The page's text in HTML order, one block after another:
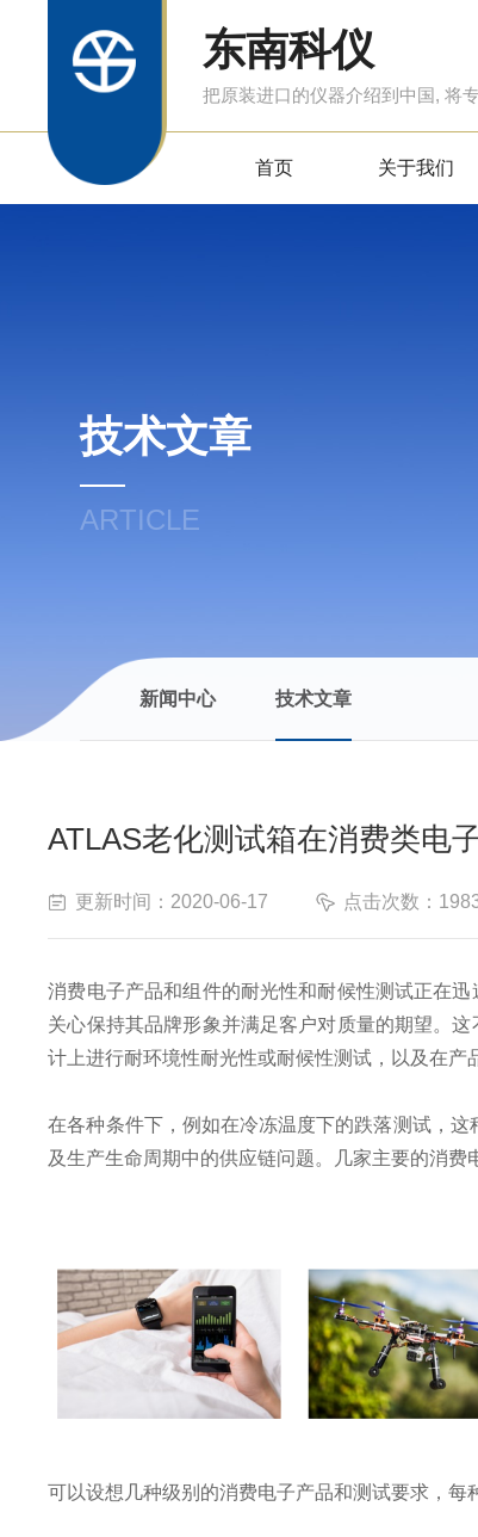
东南科仪
把原装进口的仪器介绍到中国, 将
首页 关于我们
技术文章
ARTICLE
新闻中心 技术文章
ATLAS老化测试箱在消费类电
更新时间：2020-06-17 点击次数：
消费电子产品和组件的耐光性和耐候性测试正在迅
关心保持其品牌形象并满足客户对质量的期望。
计上进行耐环境性耐光性或耐候性测试，以及在产
在各种条件下，例如在冷冻温度下的跌落测试，这
及生产生命周期中的供应链问题。几家主要的消
可以设想几种级别的消费电子产品和测试要求，每